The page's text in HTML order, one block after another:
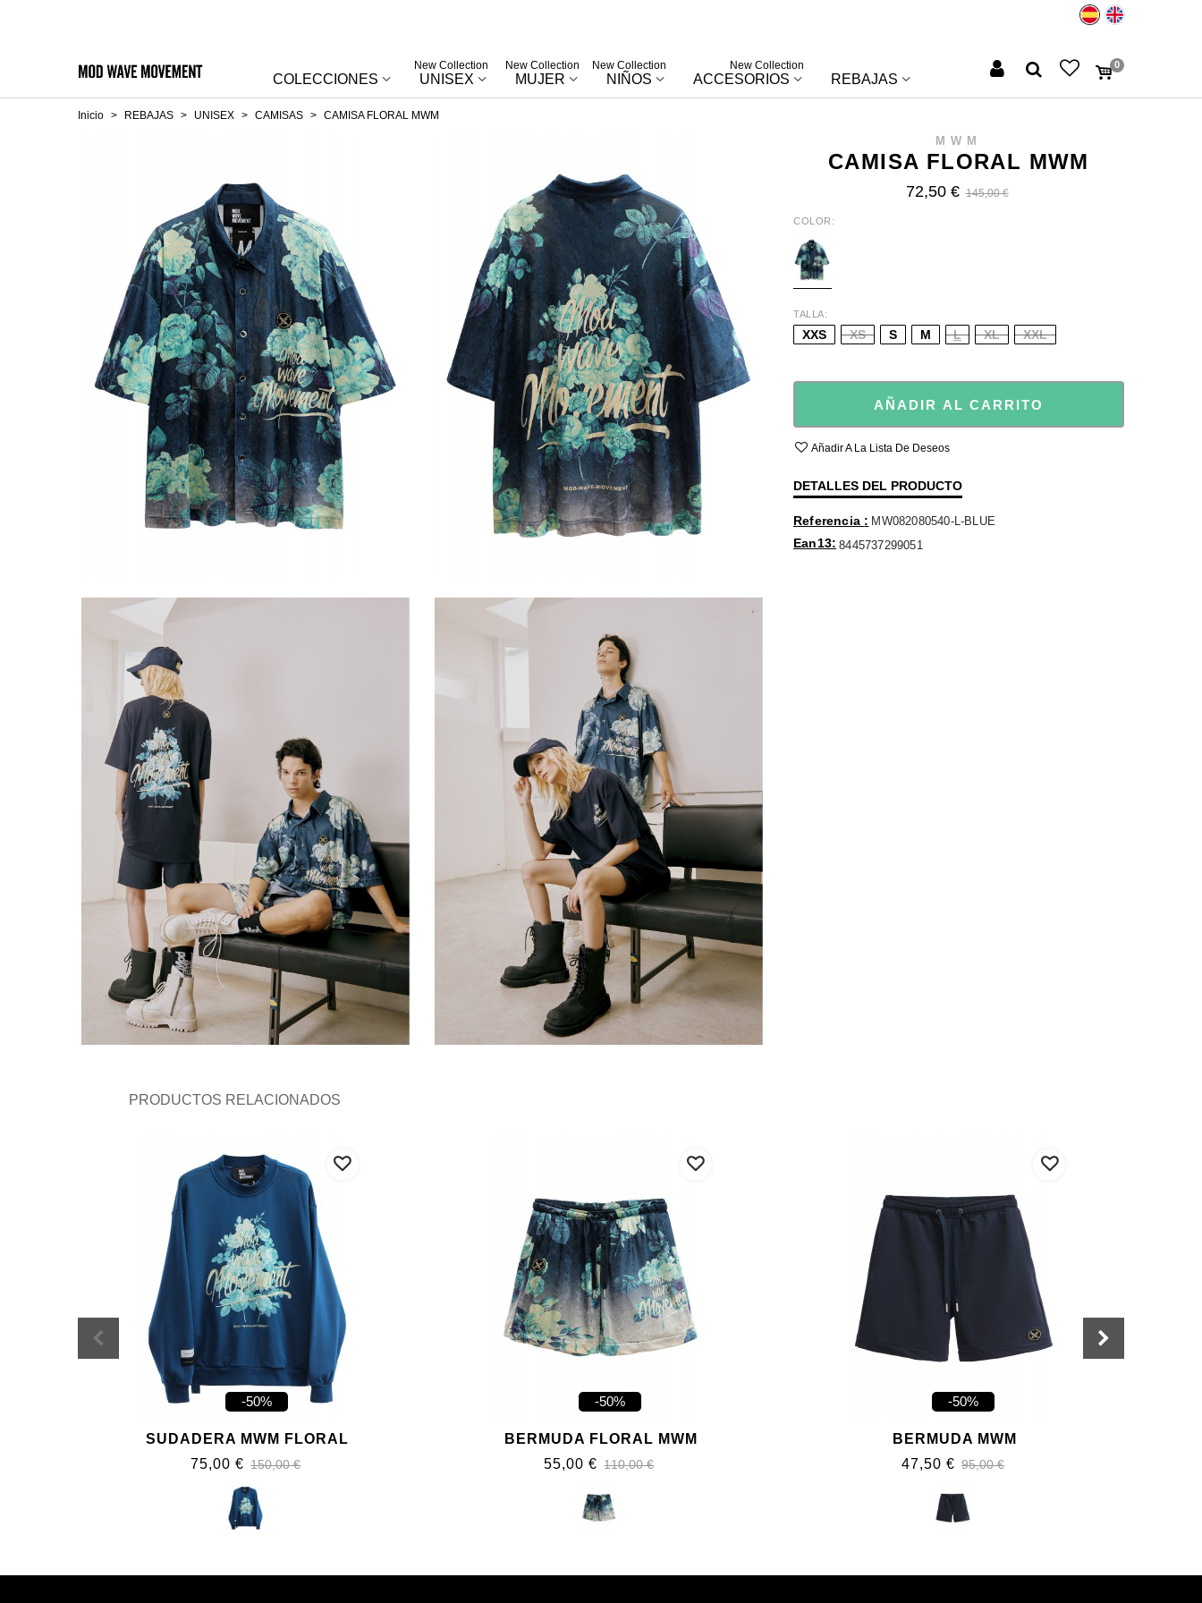
COLECCIONES UNISEX
New Collection
MUJER
New Collection
NIÑOS
New Collection
ACCESORIOS
New Collection
REBAJAS
0
Inicio > REBAJAS > UNISEX > CAMISAS > CAMISA FLORAL MWM
MWM
CAMISA FLORAL MWM
72,50 € 145,00 €
COLOR
BLUE
TALLA
XXS XS S M L XL XXL
AÑADIR AL CARRITO
Añadir A La Lista De Deseos
DETALLES DEL PRODUCTO
Referencia MW082080540-L-BLUE
Ean13 8445737299051
PRODUCTOS RELACIONADOS
-50%
SUDADERA MWM FLORAL
75,00 € 150,00 €
-50%
BERMUDA FLORAL MWM
55,00 € 110,00 €
-50%
BERMUDA MWM
47,50 € 95,00 €